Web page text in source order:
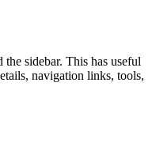
sidebar. This has useful
navigation links, tools,